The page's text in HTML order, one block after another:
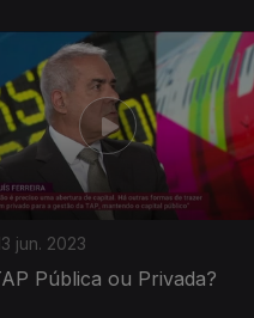
jun. 2023
Pública ou Privada?